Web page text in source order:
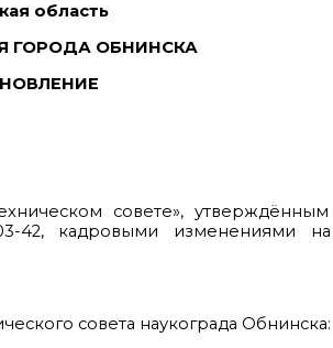
область
ГОРОДА ОБНИНСКА
совете»,
кадровыми изменениями на
совета наукограда Обнинска: